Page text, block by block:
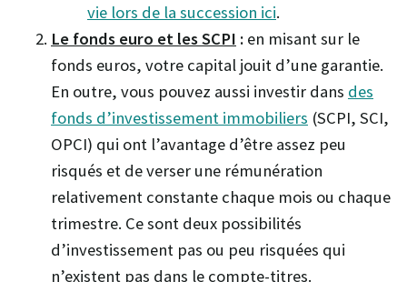
vie lors de la succession ici.
Le fonds euro et les SCPI : en misant sur le
fonds euros, votre capital jouit d’une garantie.
En outre, vous pouvez aussi investir dans des
fonds d’investissement immobiliers (SCPI, SCI,
OPCI) qui ont l’avantage d’être assez peu
risqués et de verser une rémunération
relativement constante chaque mois ou chaque
trimestre. Ce sont deux possibilités
d’investissement pas ou peu risquées qui
n’existent pas dans le compte-titres.